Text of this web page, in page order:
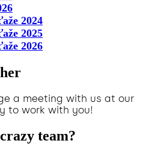
2024
2025
2026
a meeting with us at our
to work with you!
team?